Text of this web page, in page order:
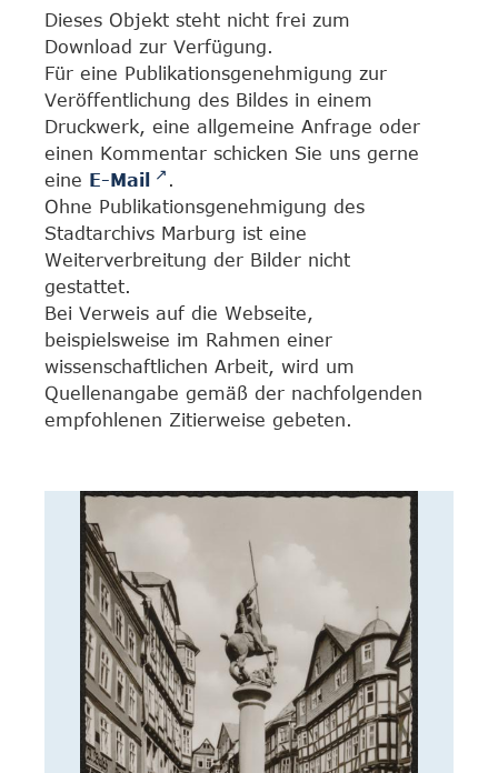
Dieses Objekt steht nicht frei zum
Download zur Verfügung.
Für eine Publikationsgenehmigung zur
Veröffentlichung des Bildes in einem
Druckwerk, eine allgemeine Anfrage oder
einen Kommentar schicken Sie uns gerne
eine E-Mail
.
Ohne Publikationsgenehmigung des
Stadtarchivs Marburg ist eine
Weiterverbreitung der Bilder nicht
gestattet.
Bei Verweis auf die Webseite,
beispielsweise im Rahmen einer
wissenschaftlichen Arbeit, wird um
Quellenangabe gemäß der nachfolgenden
empfohlenen Zitierweise gebeten.